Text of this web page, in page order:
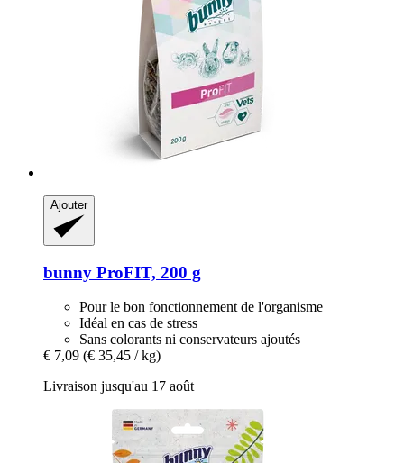
Ajouter
bunny ProFIT, 200 g
Pour le bon fonctionnement de l'organisme
Idéal en cas de stress
Sans colorants ni conservateurs ajoutés
€ 7,09 (€ 35,45 / kg)
Livraison jusqu'au 17 août